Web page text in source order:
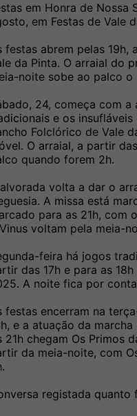
em Honra de Nossa
em Festas de Vale
festas abrem pelas 19h,
da Pinta. O arraial do
noite sobe ao palco o
24, começa com a
e os
Folclórico de Vale
O arraial, a partir
quando forem 2h.
volta a dar o
A missa está
para as 21h, com
voltam pela meia-
feira há jogos
das 17h e para as
A noite fica por
festas encerram na
e a atuação da
21h chegam Os Primos
da meia-noite, com
registada